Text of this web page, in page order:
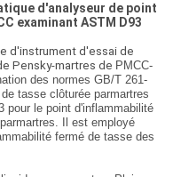
d'analyseur de point
examinant ASTM D93
d'instrument d'essai de
Pensky-martres de PMCC-
des normes GB/T 261-
tasse clôturée parmartres
pour le point d'inflammabilité
Il est employé
fermé de tasse des